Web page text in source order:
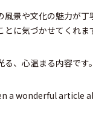
景や文化の魅力が
に気づかせてくれま
、心温まる内容です
a wonderful article